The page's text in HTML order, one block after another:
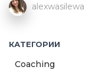
alexwasilewa
КАТЕГОРИИ
Coaching